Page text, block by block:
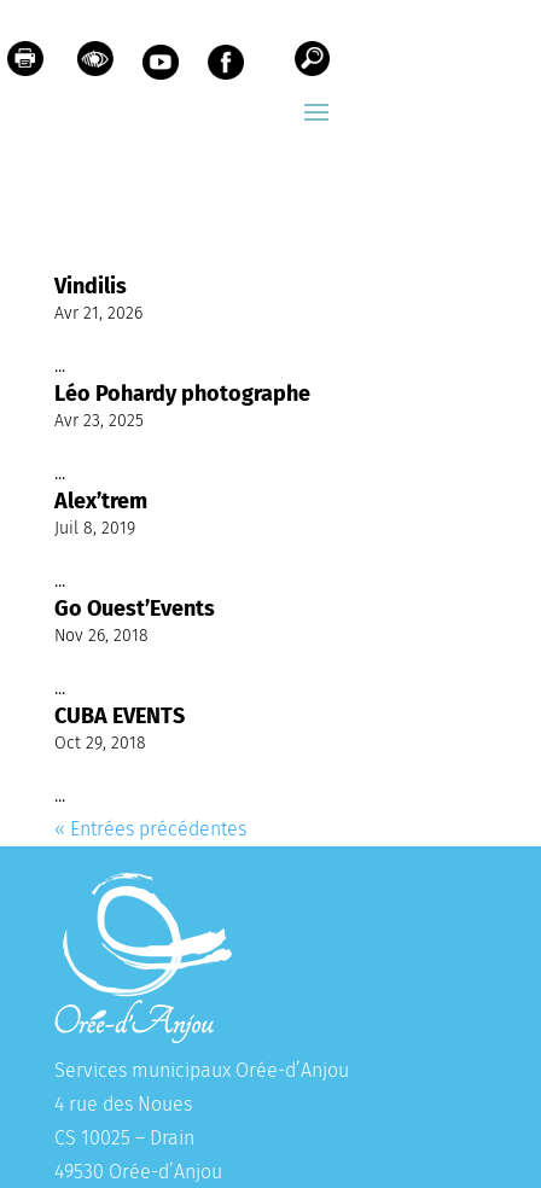
Vindilis
Avr 21, 2026
...
Léo Pohardy photographe
Avr 23, 2025
...
Alex’trem
Juil 8, 2019
...
Go Ouest’Events
Nov 26, 2018
...
CUBA EVENTS
Oct 29, 2018
...
« Entrées précédentes
Services municipaux Orée-d’Anjou
4 rue des Noues
CS 10025 – Drain
49530 Orée-d’Anjou